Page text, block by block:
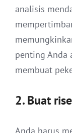
analisis
penting Anda
membuat
2. Buat